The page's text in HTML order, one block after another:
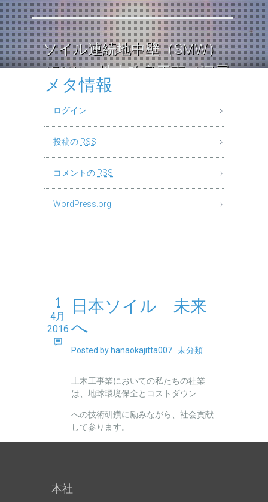
ソイル連続地中壁（SMW）
（ECW） 地中改良工事（深層
混合処理工法） ロックソイル
メタ情報
ログイン
投稿の RSS
コメントの RSS
WordPress.org
1
4月
2016
日本ソイル 未来
へ
Posted by hanaokajitta007 未分類
土木工事業においての私たちの社業
は、地球環境保全とコストダウン
への技術研鑽に励みながら、社会貢献
して参ります。
本社